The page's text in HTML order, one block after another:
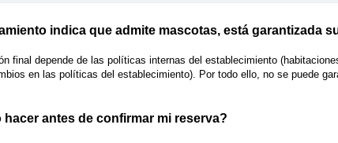
indica que admite mascotas, está garantizada
final depende de las políticas internas del establecimiento
en las políticas del establecimiento). Por todo ello, no se puede
hacer antes de confirmar mi reserva?